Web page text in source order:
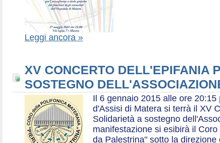
Leggi ancora »
XV CONCERTO DELL'EPIFANIA
SOSTEGNO
Il 6 gennaio 2015 alle ore
d'Assisi di Matera si terrà il XV
Solidarietà a sostegno
manifestazione si esibirà il
da Palestrina" sotto la